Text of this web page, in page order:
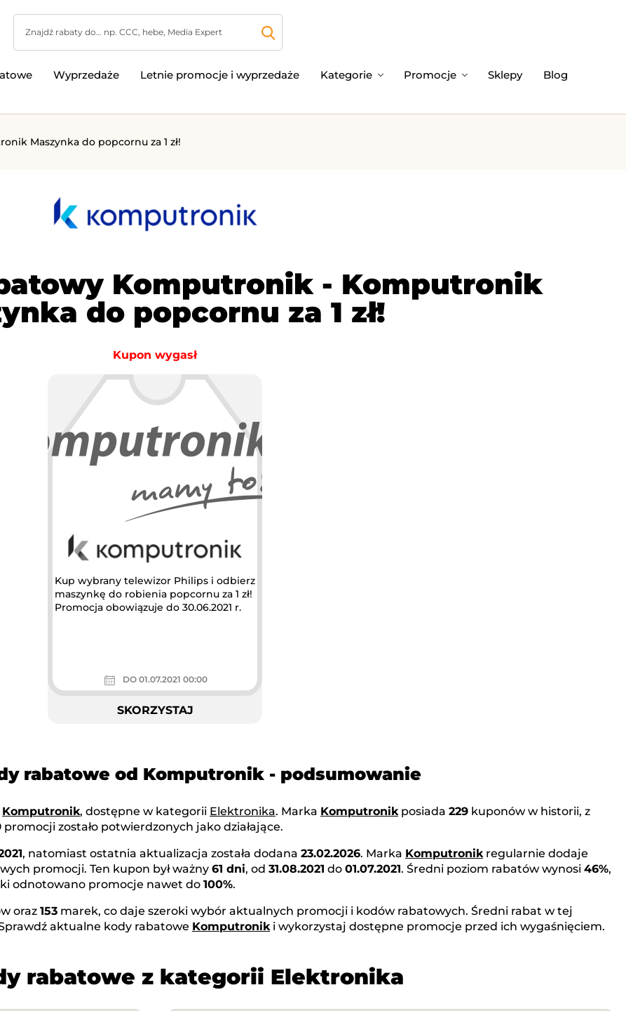
Wyprzedaże Letnie promocje i wyprzedaże Kategorie Promocje Sklepy Blog
Maszynka do popcornu za 1 zł!
Komputronik - Komputronik
do popcornu za 1 zł!
Kupon wygasł
Kup wybrany telewizor Philips i odbierz
maszynkę do robienia popcornu za 1 zł!
Promocja obowiązuje do 30.06.2021 r.
DO 01.07.2021 00:00
SKORZYSTAJ
rabatowe od Komputronik - podsumowanie
Komputronik, dostępne w kategorii Elektronika. Marka Komputronik posiada 229 kuponów w historii, z
promocji zostało potwierdzonych jako działające.
, natomiast ostatnia aktualizacja została dodana 23.02.2026. Marka Komputronik regularnie dodaje
promocji. Ten kupon był ważny 61 dni, od 31.08.2021 do 01.07.2021. Średni poziom rabatów wynosi 46%,
odnotowano promocje nawet do 100%.
oraz 153 marek, co daje szeroki wybór aktualnych promocji i kodów rabatowych. Średni rabat w tej
aktualne kody rabatowe Komputronik i wykorzystaj dostępne promocje przed ich wygaśnięciem.
rabatowe z kategorii Elektronika